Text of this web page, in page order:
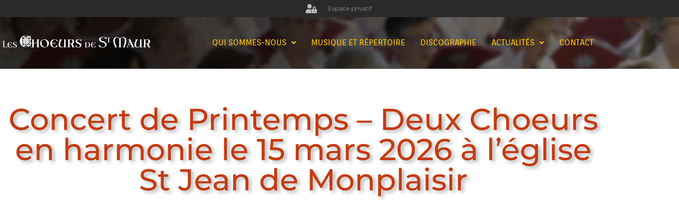
Espace privatif
QUI SOMMES-NOUS MUSIQUE ET RÉPERTOIRE DISCOGRAPHIE ACTUALITÉS CONTACT
Concert de Printemps – Deux Choeurs
en harmonie le 15 mars 2026 à l’église
St Jean de Monplaisir